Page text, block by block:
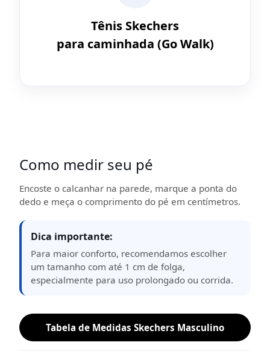
Tênis Skechers
para caminhada (Go Walk)
Como medir seu pé
Encoste o calcanhar na parede, marque a ponta do
dedo e meça o comprimento do pé em centímetros.
Dica importante:
Para maior conforto, recomendamos escolher
um tamanho com até 1 cm de folga,
especialmente para uso prolongado ou corrida.
Tabela de Medidas Skechers Masculino